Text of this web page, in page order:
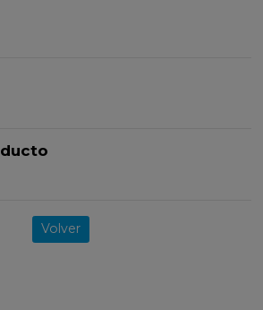
Volver